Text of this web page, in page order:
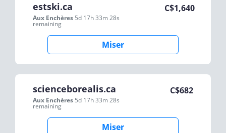
estski.ca
Aux Enchères 5d 17h 33m 28s
remaining
C$1,640
Miser
scienceborealis.ca
Aux Enchères 5d 17h 33m 28s
remaining
C$682
Miser